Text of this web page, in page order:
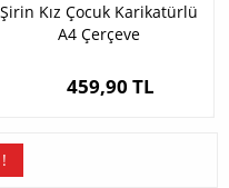
Şirin Kız Çocuk Karikatürlü
A4 Çerçeve
459,90 TL